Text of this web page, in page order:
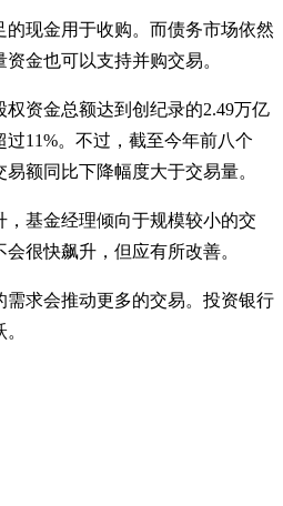
现金用于收购。而债务市场依然
金也可以支持并购交易。
资金总额达到创纪录的2.49万亿
11%。不过，截至今年前八个
额同比下降幅度大于交易量。
基金经理倾向于规模较小的交
很快飙升，但应有所改善。
需求会推动更多的交易。投资银行